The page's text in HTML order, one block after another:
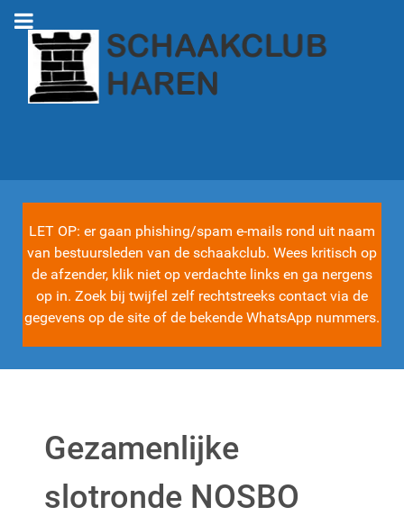
LET OP: er gaan phishing/spam e-mails rond uit naam
van bestuursleden van de schaakclub. Wees kritisch op
de afzender, klik niet op verdachte links en ga nergens
op in. Zoek bij twijfel zelf rechtstreeks contact via de
gegevens op de site of de bekende WhatsApp nummers.
Gezamenlijke
slotronde NOSBO